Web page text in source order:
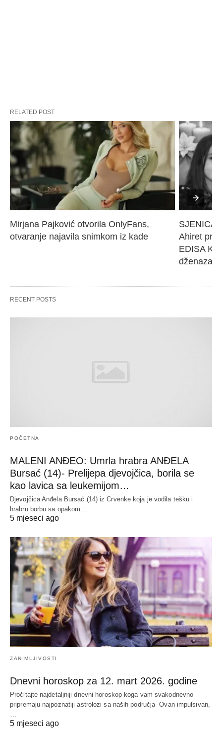
RELATED POST
Mirjana Pajković otvorila OnlyFans,
otvaranje najavila snimkom iz kade
SJENICA
Ahiret
EDISA
dženaza
RECENT POSTS
POČETNA
MALENI ANĐEO: Umrla hrabra ANĐELA
Bursać (14)- Prelijepa djevojčica, borila se
kao lavica sa leukemijom…
Djevojčica Anđela Bursać (14) iz Crvenke koja je vodila tešku i
hrabru borbu sa opakom…
5 mjeseci ago
ZANIMLJIVOSTI
Dnevni horoskop za 12. mart 2026. godine
Pročitajte najdetaljniji dnevni horoskop koga vam svakodnevno
pripremaju najpoznatiji astrolozi sa naših područja- Ovan impulsivan,
5 mjeseci ago